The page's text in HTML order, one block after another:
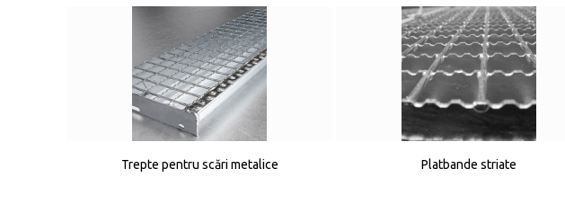
Trepte pentru scări metalice Platbande striate